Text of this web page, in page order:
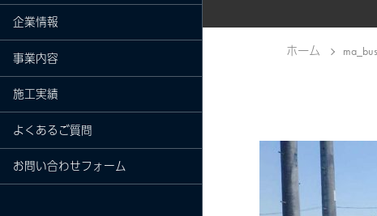
企業情報
事業内容
施工実績
よくあるご質問
お問い合わせフォーム
ホーム